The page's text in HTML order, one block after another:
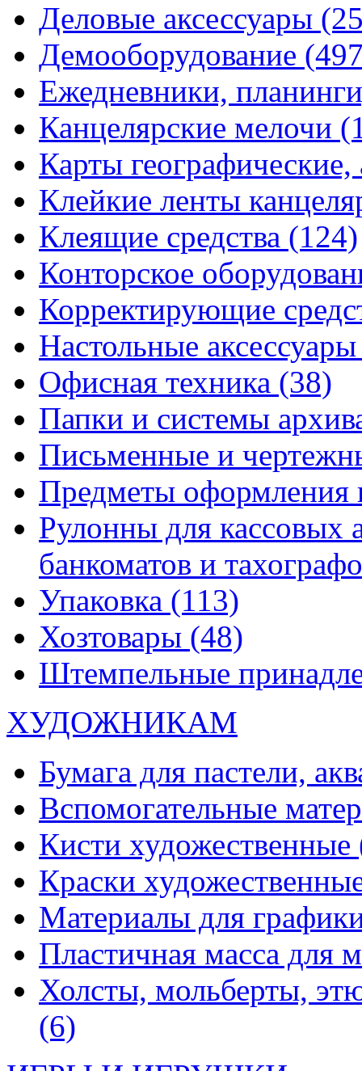
Деловые аксессуары
Демооборудование
Ежедневники,
Канцелярские мелочи
Карты
Клейкие ленты
Клеящие средства (124)
Конторское
Корректирующие
Настольные
Офисная техника (38)
Папки и системы
Письменные и
Предметы оформления
Рулонны для кассовых
банкоматов и
Упаковка (113)
Хозтовары (48)
Штемпельные
ХУДОЖНИКАМ
Бумага для пастели,
Вспомогательные
Кисти художественные
Краски
Материалы для
Пластичная масса для
Холсты, мольберты,
(6)